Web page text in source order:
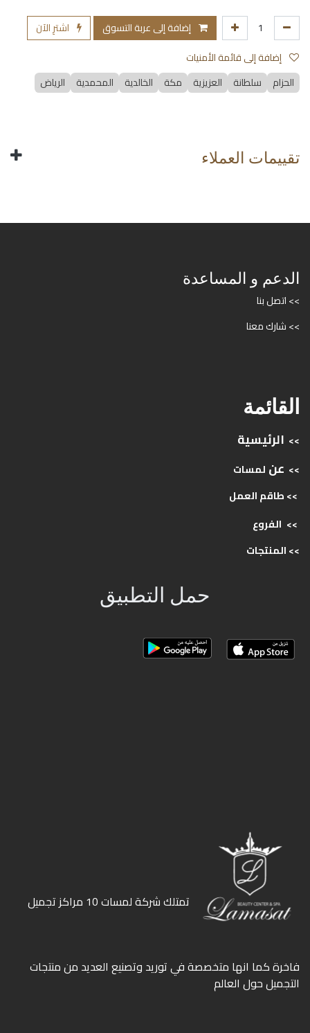
إضافة إلى عربة التسوق
اشترِ الآن
الحزام
سلطانة العزيزية مكة الخالدية المحمدية الرياض
تقييمات العملاء
الدعم و المساعدة
>> اتصل بنا
>> شارك معنا
القائمة
>> الرئيسية
>> عن لمسات
>> طاقمالعمل
>> الفروع
>>المنتجات
حمل التطبيق
ﺗﻤﺘﻠﻚ ﺷﺮﻛﺔ ﻟﻤﺴﺎت 10 ﻣﺮاﻛﺰ ﺗﺠﻤﻴﻞ
ﻓﺎﺧﺮة كما انها ﻣﺘﺨﺼﺼﺔ ﻓﻲ ﺗﻮرﻳﺪ وﺗﺼﻨﻴﻊ اﻟﻌﺪﻳﺪ ﻣﻦ ﻣﻨﺘﺠﺎت
اﻟﺘﺠﻤﻴﻞ ﺣﻮل اﻟﻌﺎﻟﻢ